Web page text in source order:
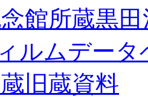
館所蔵黒
ルムデータ
旧蔵資料